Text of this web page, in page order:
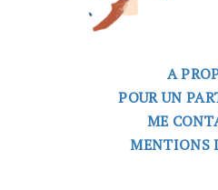
A
POUR UN
ME
MENTIONS